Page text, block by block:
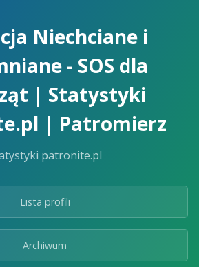
Niechciane i
- SOS dla
| Statystyki
| Patromierz
patronite.pl
Lista profili
Archiwum